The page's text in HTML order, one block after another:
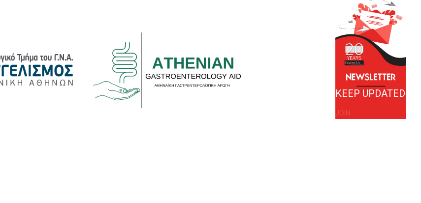
KEEP UPDATED
JOIN